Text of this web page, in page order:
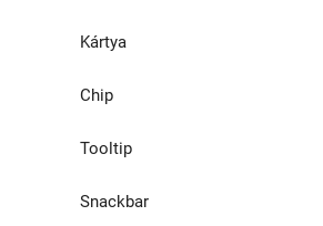
Kártya
Chip
Tooltip
Snackbar